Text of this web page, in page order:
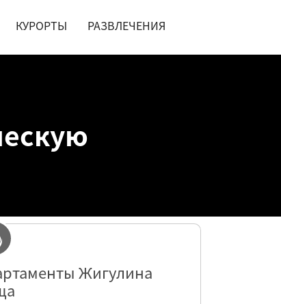
КУРОРТЫ РАЗВЛЕЧЕНИЯ
Жигулина